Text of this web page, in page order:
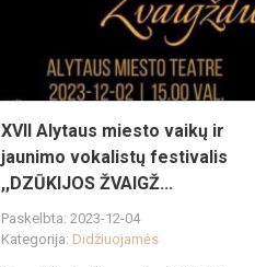
XVII Alytaus miesto vaikų ir
jaunimo vokalistų festivalis
,,DZŪKIJOS ŽVAIGŽ...
Paskelbta: 2023-12-04
Kategorija: Didžiuojamės